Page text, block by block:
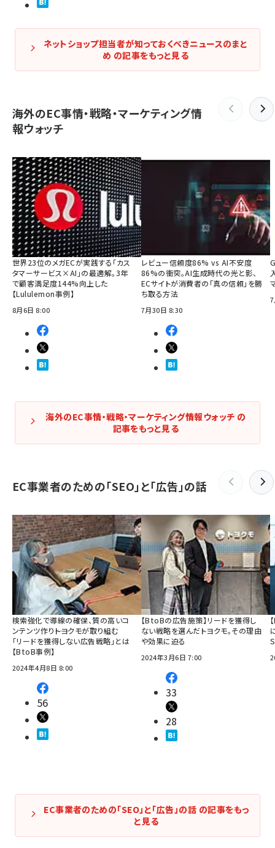
ネットショップ担当者が知っておくべきニュースのまと
め の記事をもっと見る
海外のEC事情・戦略・マーケティング情
報ウォッチ
世界23位のメガECが実践する「カス
タマーサービス×AI」の最適解。3年
で顧客満足度144%向上した
【Lululemon事例】
8月6日 8:00
レビュー信頼度86% vs AI不安度
86%の衝突。AI生成時代の光と影、
ECサイトが消費者の「真の信頼」を勝
ち取る方法
7月30日 8:30
海外のEC事情・戦略・マーケティング情報ウォッチ の
記事をもっと見る
EC事業者のための「SEO」と「広告」の話
検索強化で導線の確保、質の高いコ
ンテンツ作り――トヨクモが取り組む
「リードを獲得しない広告戦略」とは
【BtoB事例】
2024年4月8日 8:00
56
【BtoBの広告施策】リードを獲得し
ない戦略を選んだトヨクモ。その理由
や効果に迫る
2024年3月6日 7:00
33
28
EC事業者のための「SEO」と「広告」の話 の記事をもっ
と見る